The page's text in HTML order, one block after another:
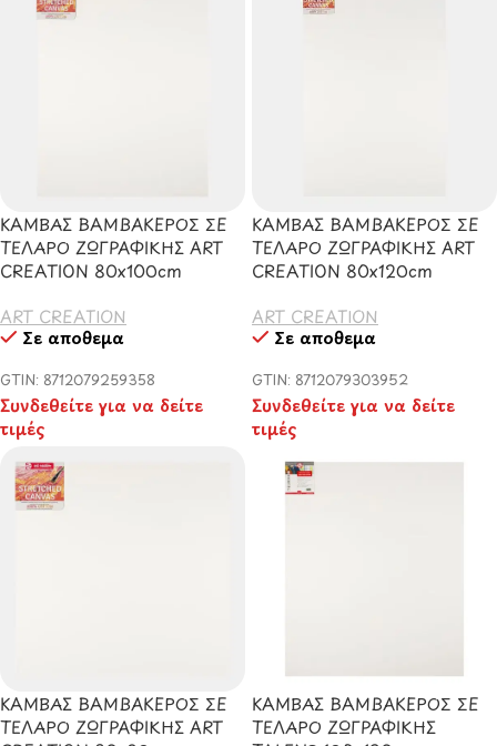
ΚΑΜΒΑΣ ΒΑΜΒΑΚΕΡΟΣ ΣΕ
ΤΕΛΑΡΟ ΖΩΓΡΑΦΙΚΗΣ ART
CREATION 80x100cm
ART CREATION
Σε απόθεμα
GTIN: 8712079259358
Συνδεθείτε για να δείτε
τιμές
ΚΑΜΒΑΣ ΒΑΜΒΑΚΕΡΟΣ ΣΕ
ΤΕΛΑΡΟ ΖΩΓΡΑΦΙΚΗΣ ART
CREATION 80x120cm
ART CREATION
Σε απόθεμα
GTIN: 8712079303952
Συνδεθείτε για να δείτε
τιμές
ΚΑΜΒΑΣ ΒΑΜΒΑΚΕΡΟΣ ΣΕ
ΤΕΛΑΡΟ ΖΩΓΡΑΦΙΚΗΣ ART
ΚΑΜΒΑΣ ΒΑΜΒΑΚΕΡΟΣ ΣΕ
ΤΕΛΑΡΟ ΖΩΓΡΑΦΙΚΗΣ